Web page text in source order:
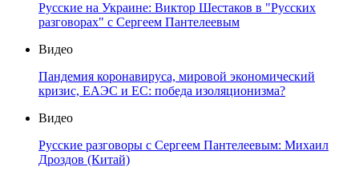
Русские на Украине: Виктор Шестаков в "Русских
разговорах" с Сергеем Пантелеевым
Видео
Пандемия коронавируса, мировой экономический
кризис, ЕАЭС и ЕС: победа изоляционизма?
Видео
Русские разговоры с Сергеем Пантелеевым: Михаил
Дроздов (Китай)